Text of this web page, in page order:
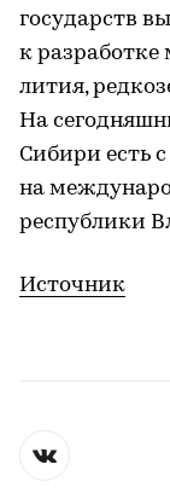
государств
к разработке
лития,
На
Сибири есть
на
республики
Источник